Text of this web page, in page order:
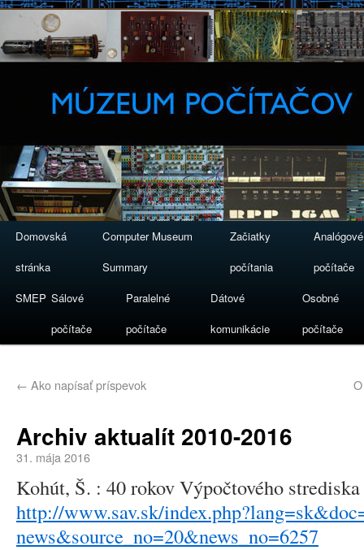
Domovská
stránka
Computer Museum
Summary
Začiatky
počítania
Analógové
počítače
SMEP Sálové
počítače
Paralelné
počítače
Dátové
komunikácie
Osobné
počítače
← Ako napísať príspevok
Archiv aktualít 2010-2016
31. mája 2016
Kohút, Š. : 40 rokov Výpočtového
http://www.sav.sk/
news&source_no=20&news_no=6257